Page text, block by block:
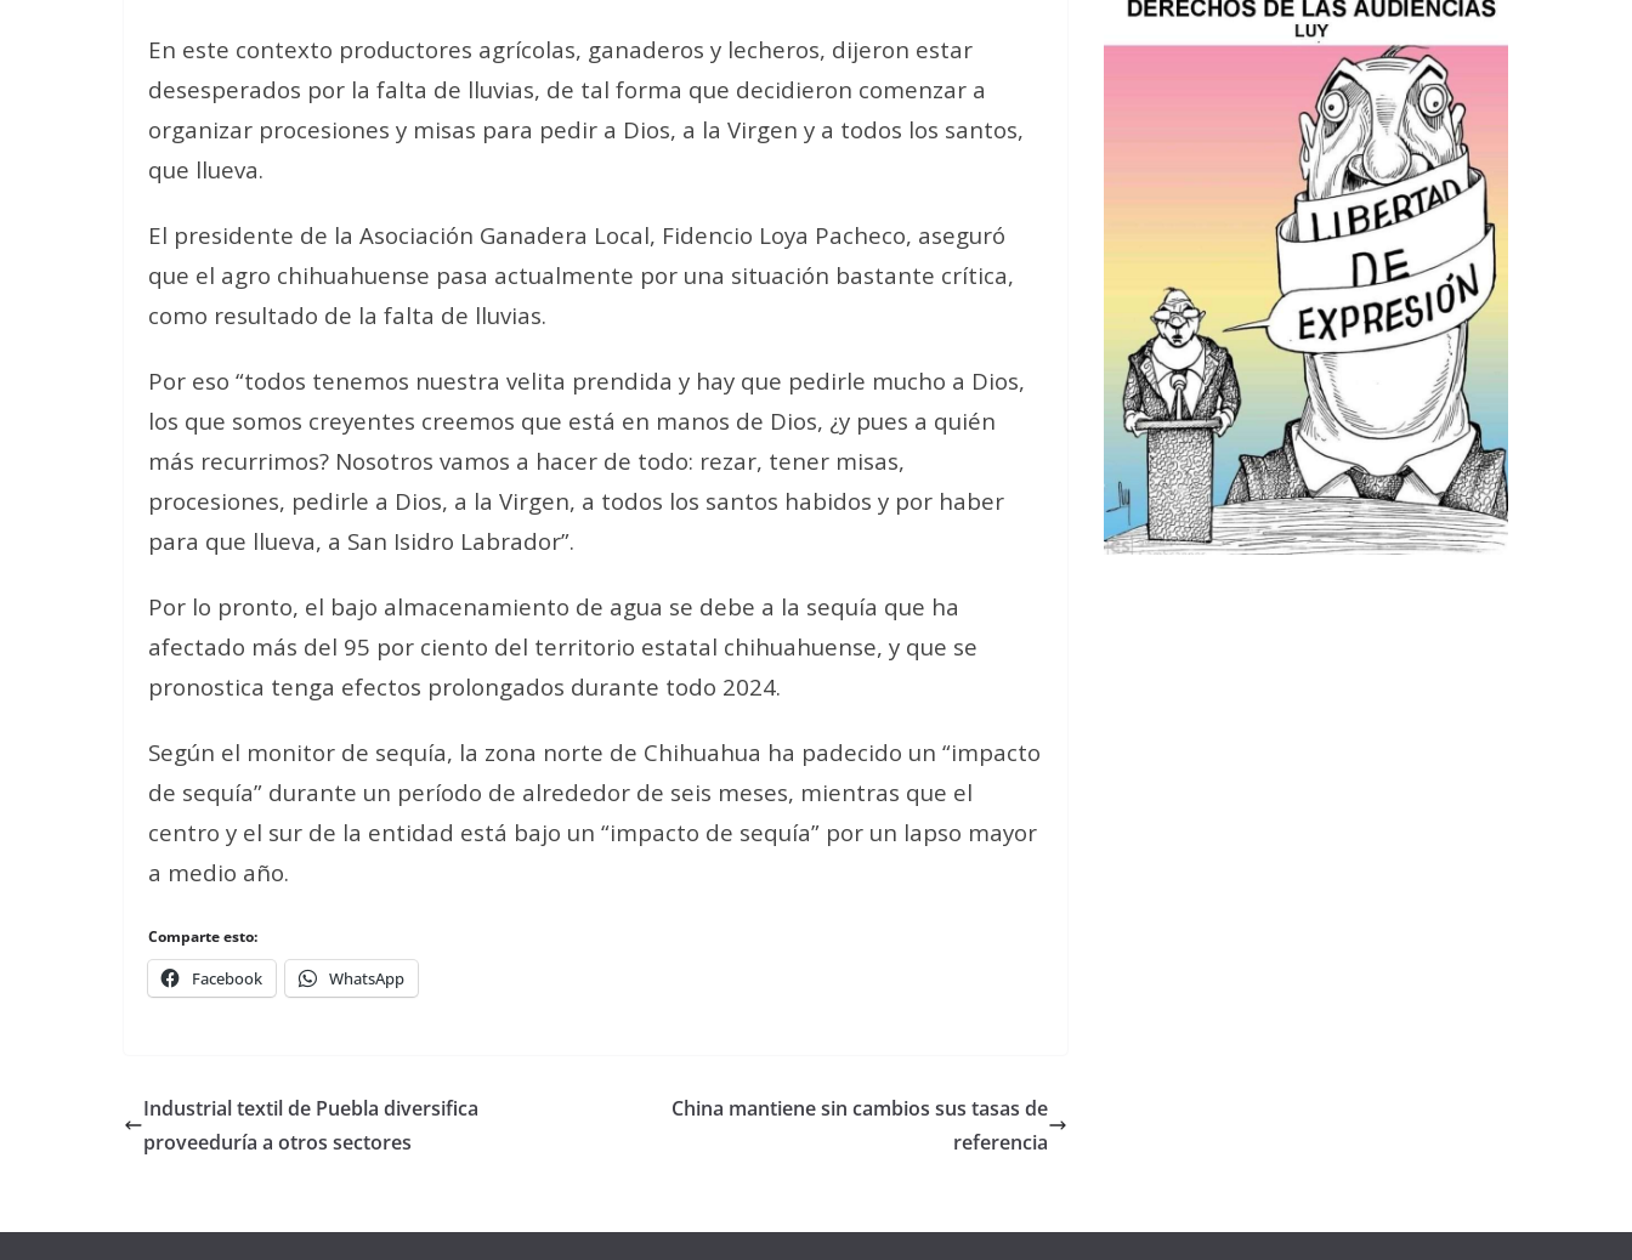
En este contexto productores agrícolas, ganaderos y lecheros, dijeron estar
desesperados por la falta de lluvias, de tal forma que decidieron comenzar a
organizar procesiones y misas para pedir a Dios, a la Virgen y a todos los santos,
que llueva.
El presidente de la Asociación Ganadera Local, Fidencio Loya Pacheco, aseguró
que el agro chihuahuense pasa actualmente por una situación bastante crítica,
como resultado de la falta de lluvias.
Por eso “todos tenemos nuestra velita prendida y hay que pedirle mucho a Dios,
los que somos creyentes creemos que está en manos de Dios, ¿y pues a quién
más recurrimos? Nosotros vamos a hacer de todo: rezar, tener misas,
procesiones, pedirle a Dios, a la Virgen, a todos los santos habidos y por haber
para que llueva, a San Isidro Labrador”.
Por lo pronto, el bajo almacenamiento de agua se debe a la sequía que ha
afectado más del 95 por ciento del territorio estatal chihuahuense, y que se
pronostica tenga efectos prolongados durante todo 2024.
Según el monitor de sequía, la zona norte de Chihuahua ha padecido un “impacto
de sequía” durante un período de alrededor de seis meses, mientras que el
centro y el sur de la entidad está bajo un “impacto de sequía” por un lapso mayor
a medio año.
Comparte esto:
Facebook WhatsApp
Industrial textil de Puebla diversifica
proveeduría a otros sectores
China mantiene sin cambios sus tasas de
referencia